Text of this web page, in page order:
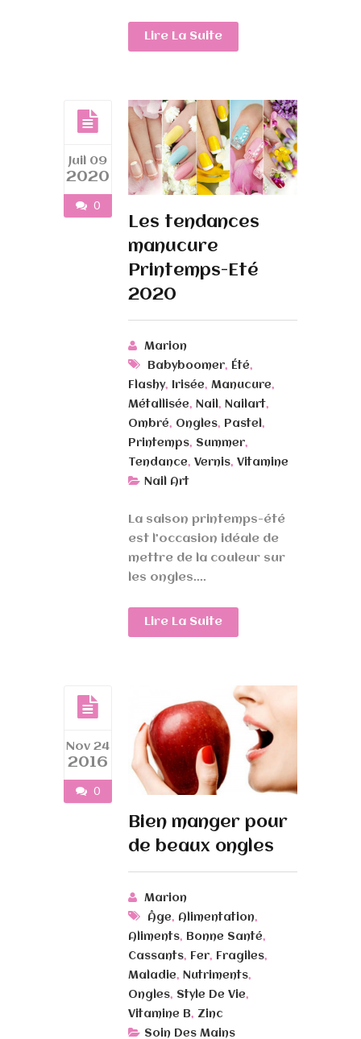
Lire La Suite
Juil 09
2020
0
Les tendances
manucure
Printemps-Eté
2020
Marion
Babyboomer, Été,
Flashy, Irisée, Manucure,
Métallisée, Nail , Nailart,
Ombré, Ongles, Pastel ,
Printemps, Summer,
Tendance, Vernis, Vitamine
Nail Art
La saison printemps-été
est l’occasion idéale de
mettre de la couleur sur
les ongles....
Lire La Suite
Nov 24
2016
0
Bien manger pour
de beaux ongles
Marion
Âge, Alimentation,
Aliments, Bonne Santé,
Cassants, Fer, Fragiles,
Maladie, Nutriments,
Ongles, Style De Vie,
Vitamine B, Zinc
Soin Des Mains